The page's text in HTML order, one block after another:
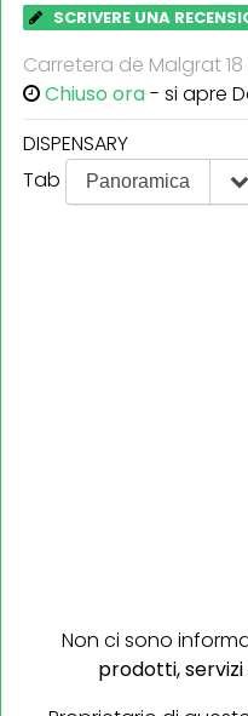
SCRIVERE UNA
Carretera de Malgrat 18
Chiuso ora- si apre
DISPENSARY
Tab
Panoramica
Non ci sono
prodotti,servizi